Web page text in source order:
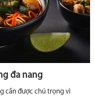
đa nang
cần được chú trọng vì